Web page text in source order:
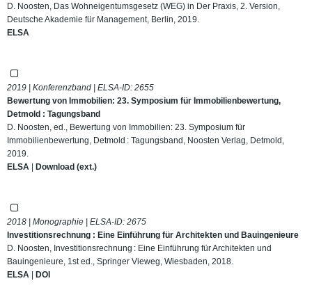
D. Noosten, Das Wohneigentumsgesetz (WEG) in Der Praxis, 2. Version,
Deutsche Akademie für Management, Berlin, 2019.
ELSA
2019 | Konferenzband | ELSA-ID: 2655
Bewertung von Immobilien: 23. Symposium für Immobilienbewertung,
Detmold : Tagungsband
D. Noosten, ed., Bewertung von Immobilien: 23. Symposium für
Immobilienbewertung, Detmold : Tagungsband, Noosten Verlag, Detmold,
2019.
ELSA | Download (ext.)
2018 | Monographie | ELSA-ID: 2675
Investitionsrechnung : Eine Einführung für Architekten und Bauingenieure
D. Noosten, Investitionsrechnung : Eine Einführung für Architekten und
Bauingenieure, 1st ed., Springer Vieweg, Wiesbaden, 2018.
ELSA | DOI